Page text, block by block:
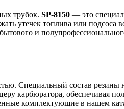
трубок. SP-8150 — это
утечек топлива или подсоса
и
Специальный состав резины
карбюратора, обеспечивая
комплектующие в нашем